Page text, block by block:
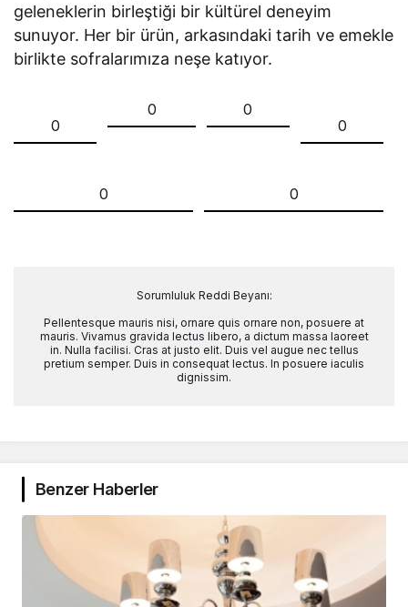
geleneklerin birleştiği bir kültürel deneyim
sunuyor. Her bir ürün, arkasındaki tarih ve emekle
birlikte sofralarımıza neşe katıyor.
0
0
0
0
0 0
Sorumluluk Reddi Beyanı:
Pellentesque mauris nisi, ornare quis ornare non, posuere at
mauris. Vivamus gravida lectus libero, a dictum massa laoreet
in. Nulla facilisi. Cras at justo elit. Duis vel augue nec tellus
pretium semper. Duis in consequat lectus. In posuere iaculis
dignissim.
Benzer Haberler